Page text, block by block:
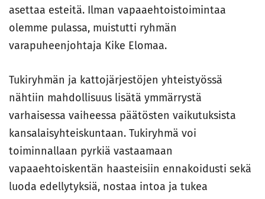
asettaa esteitä. Ilman vapaaehtoistoimintaa
olemme pulassa, muistutti ryhmän
varapuheenjohtaja Kike Elomaa.
Tukiryhmän ja kattojärjestöjen yhteistyössä
nähtiin mahdollisuus lisätä ymmärrystä
varhaisessa vaiheessa päätösten vaikutuksista
kansalaisyhteiskuntaan. Tukiryhmä voi
toiminnallaan pyrkiä vastaamaan
vapaaehtoiskentän haasteisiin ennakoidusti sekä
luoda edellytyksiä, nostaa intoa ja tukea